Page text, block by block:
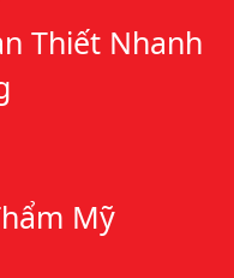
Thiết Nhanh
Mỹ